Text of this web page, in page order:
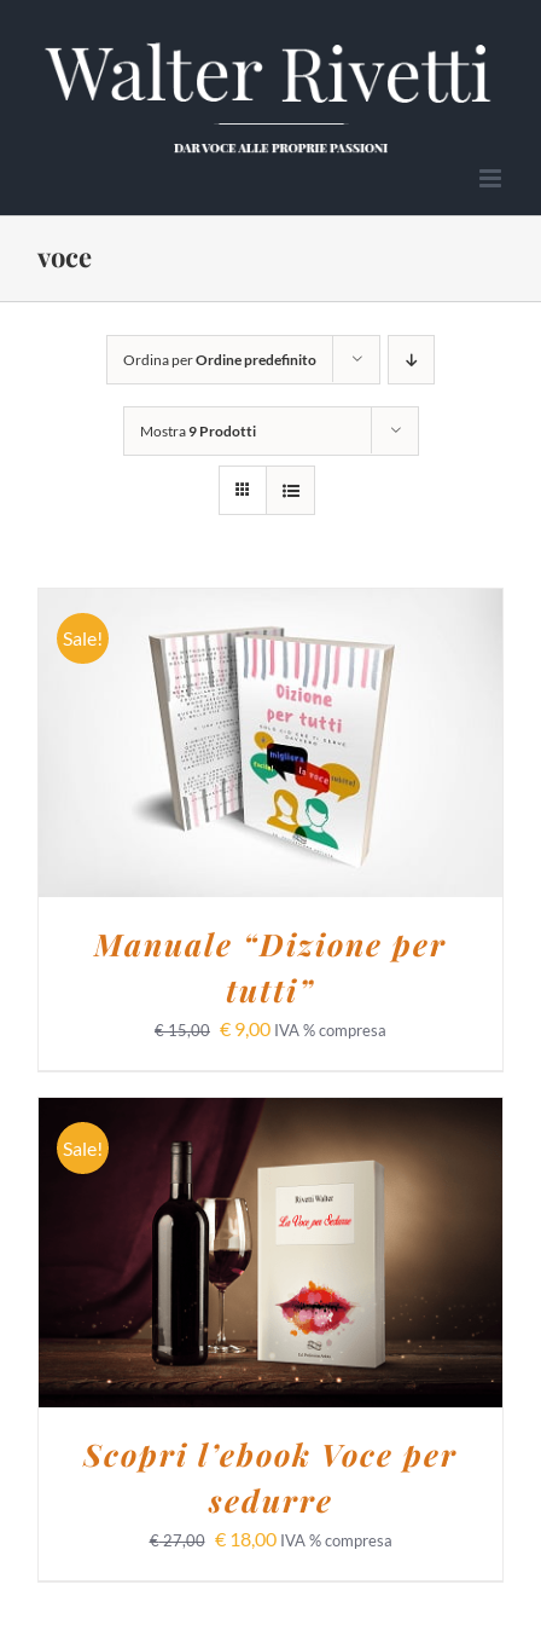
contenuto
voce
Ordina perOrdine predefinito
Mostra9 Prodotti
Sale!
AGGIUNGI AL CARRELLO / DETTAGLI
Manuale “Dizione per
tutti”
€15,00 € 9,00 IVA % compresa
Sale!
AGGIUNGI AL CARRELLO DETTAGLI
Scopri l’ebook Voce per
sedurre
€27,00 €18,00 IVA % compresa